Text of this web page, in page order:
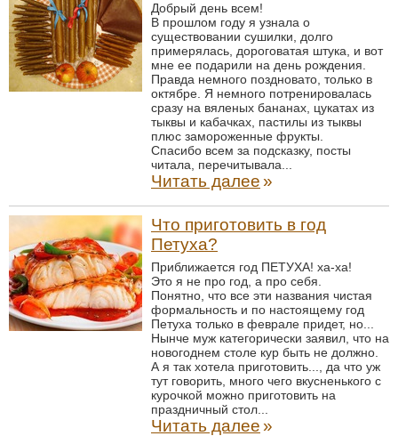
Добрый день всем!
В прошлом году я узнала о
существовании сушилки, долго
примерялась, дороговатая штука, и вот
мне ее подарили на день рождения.
Правда немного поздновато, только в
октябре. Я немного потренировалась
сразу на вяленых бананах, цукатах из
тыквы и кабачках, пастилы из тыквы
плюс замороженные фрукты.
Спасибо всем за подсказку, посты
читала, перечитывала...
Читать далее»
Что приготовить в год
Петуха?
Приближается год ПЕТУХА! ха-ха!
Это я не про год, а про себя.
Понятно, что все эти названия чистая
формальность и по настоящему год
Петуха только в феврале придет, но...
Нынче муж категорически заявил, что на
новогоднем столе кур быть не должно.
А я так хотела приготовить..., да что уж
тут говорить, много чего вкусненького с
курочкой можно приготовить на
праздничный стол...
Читать далее»